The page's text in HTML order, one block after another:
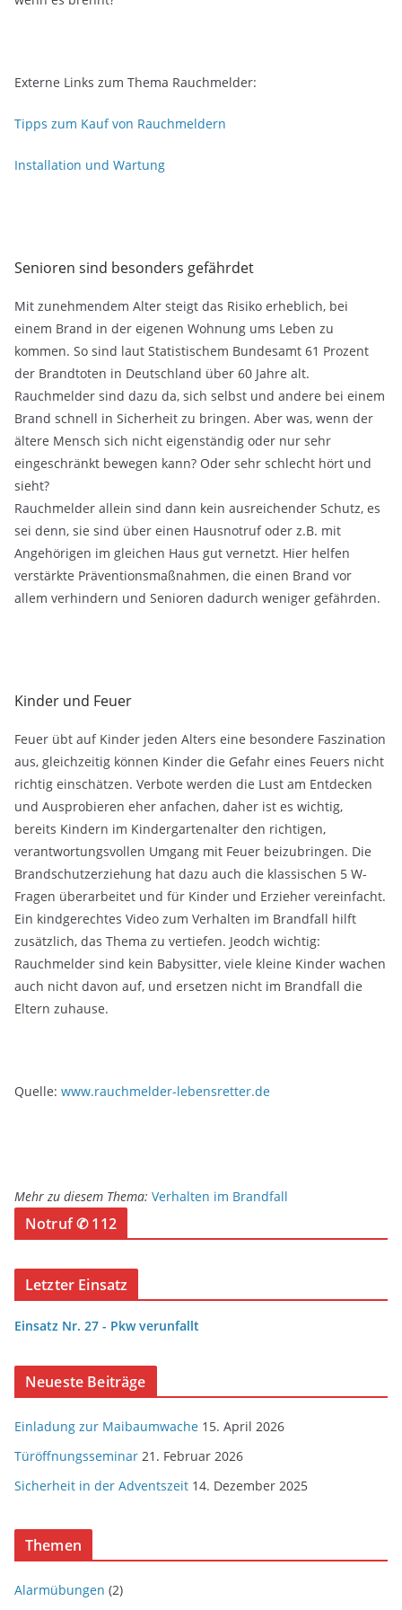
Externe Links zum Thema Rauchmelder:
Tipps zum Kauf von Rauchmeldern
Installation und Wartung
Senioren sind besonders gefährdet
Mit zunehmendem Alter steigt das Risiko erheblich, bei
einem Brand in der eigenen Wohnung ums Leben zu
kommen. So sind laut Statistischem Bundesamt 61 Prozent
der Brandtoten in Deutschland über 60 Jahre alt.
Rauchmelder sind dazu da, sich selbst und andere bei einem
Brand schnell in Sicherheit zu bringen. Aber was, wenn der
ältere Mensch sich nicht eigenständig oder nur sehr
eingeschränkt bewegen kann? Oder sehr schlecht hört und
sieht?
Rauchmelder allein sind dann kein ausreichender Schutz, es
sei denn, sie sind über einen Hausnotruf oder z.B. mit
Angehörigen im gleichen Haus gut vernetzt. Hier helfen
verstärkte Präventionsmaßnahmen, die einen Brand vor
allem verhindern und Senioren dadurch weniger gefährden.
Kinder und Feuer
Feuer übt auf Kinder jeden Alters eine besondere Faszination
aus, gleichzeitig können Kinder die Gefahr eines Feuers nicht
richtig einschätzen. Verbote werden die Lust am Entdecken
und Ausprobieren eher anfachen, daher ist es wichtig,
bereits Kindern im Kindergartenalter den richtigen,
verantwortungsvollen Umgang mit Feuer beizubringen. Die
Brandschutzerziehung hat dazu auch die klassischen 5 W-
Fragen überarbeitet und für Kinder und Erzieher vereinfacht.
Ein kindgerechtes Video zum Verhalten im Brandfall hilft
zusätzlich, das Thema zu vertiefen. Jeodch wichtig:
Rauchmelder sind kein Babysitter, viele kleine Kinder wachen
auch nicht davon auf, und ersetzen nicht im Brandfall die
Eltern zuhause.
Quelle: www.rauchmelder-lebensretter.de
Mehr zu diesem Thema: Verhalten im Brandfall
Notruf ✆ 112
Letzter Einsatz
Einsatz Nr. 27 - Pkw verunfallt
Neueste Beiträge
Einladung zur Maibaumwache 15. April 2026
Türöffnungsseminar 21. Februar 2026
Sicherheit in der Adventszeit 14. Dezember 2025
Themen
Alarmübungen (2)